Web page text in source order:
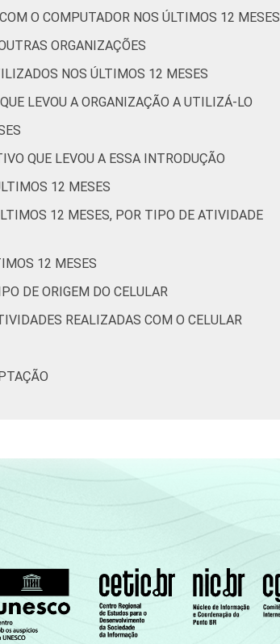
(Cetic.br), Pesquisa sobre o uso das
Organizações Sem Fins Lucrativos 2016
O COMPUTADOR NOS ÚLTIMOS 12 MESES
ORGANIZAÇÕES
NOS ÚLTIMOS 12 MESES
LEVOU A ORGANIZAÇÃO A UTILIZÁ-LO
QUE LEVOU A ESSA INTRODUÇÃO
12 MESES
12 MESES, POR TIPO DE ATIVIDADE
12 MESES
DE ORIGEM DO CELULAR
REALIZADAS COM O CELULAR